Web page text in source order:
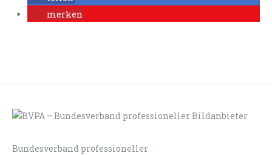
merken
Bundesverband professioneller